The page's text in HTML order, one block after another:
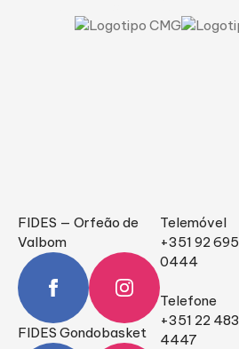
FIDES — Orfeão de
Valbom
FIDES Gondobasket
Telemóvel
+351 92 695
0444
Telefone
+351 22 483
4447